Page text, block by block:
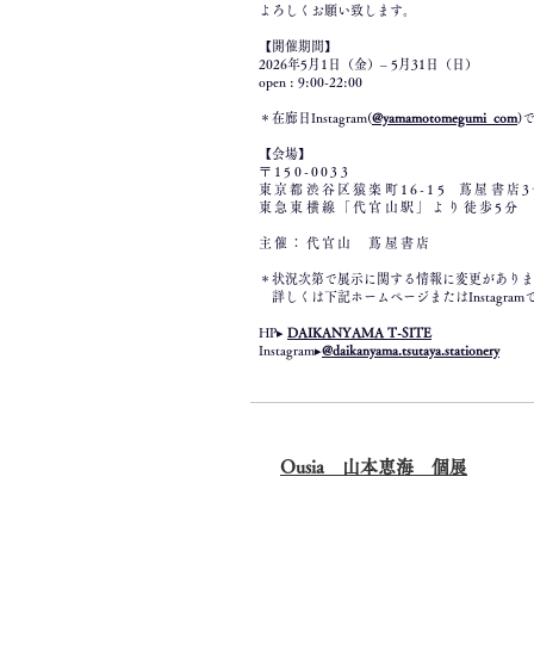
よろしくお願い致します。
【開催期間】
2026年5月1日（金）– 5月31日（日）
open : 9:00-22:00
＊ ​在廊日Instagram(@yamamotomegumi_com)
【会場】
〒150-0033
東京都渋谷区猿楽町16-15 蔦屋書店
東急東横線「代官山駅」より徒歩5分
主催：代官山 蔦屋書店
＊状況次第で展示に関する情報に変更があり
詳しくは下記ホームページまたはInstagram
HP▸ DAIKANYAMA T-SITE
Instagram▸@daikanyama.tsutaya.stationery
Ousia 山本恵海 個展​